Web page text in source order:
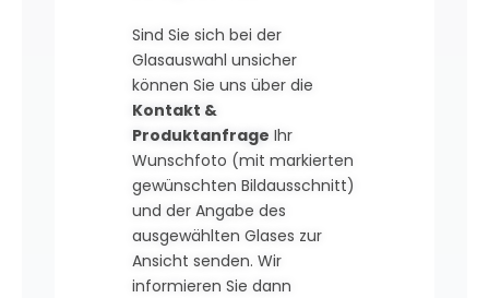
Sind Sie sich bei der
Glasauswahl unsicher
können Sie uns über die
Kontakt &
Produktanfrage Ihr
Wunschfoto (mit markierten
gewünschten Bildausschnitt)
und der Angabe des
ausgewählten Glases zur
Ansicht senden. Wir
informieren Sie dann